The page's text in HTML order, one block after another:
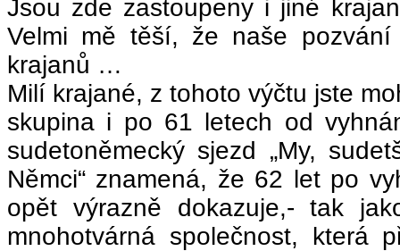
Jsou zde zastoupeny i jiné
Velmi mě těší, že naše pozvání
krajanů …
Milí krajané, z tohoto výčtu jste
skupina i po 61 letech od
sudetoněmecký sjezd „My,
Němci“ znamená, že 62 let po
opět výrazně dokazuje,- tak
mnohotvárná společnost, která